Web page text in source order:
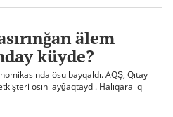
älem
küyde?
ösu bayqaldı. AQŞ, Qıtay
osını ayğaqtaydı. Halıqaralıq